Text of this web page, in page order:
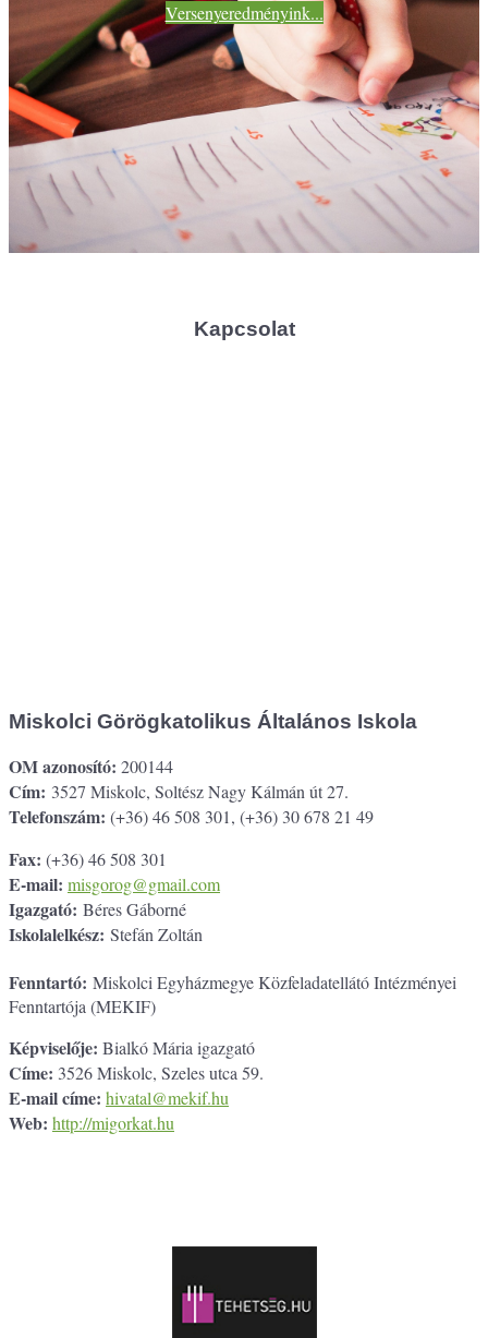
Versenyeredményink...
Kapcsolat
Miskolci Görögkatolikus Általános Iskola
OM azonosító: 200144
Cím: 3527 Miskolc, Soltész Nagy Kálmán út 27.
Telefonszám: (+36) 46 508 301, (+36) 30 678 21 49
Fax: (+36) 46 508 301
E-mail: misgorog@gmail.com
Igazgató: Béres Gáborné
Iskolalelkész: Stefán Zoltán
Fenntartó: Miskolci Egyházmegye Közfeladatellátó Intézményei
Fenntartója (MEKIF)
Képviselője: Bialkó Mária igazgató
Címe: 3526 Miskolc, Szeles utca 59.
E-mail címe: hivatal@mekif.hu
Web: http://migorkat.hu